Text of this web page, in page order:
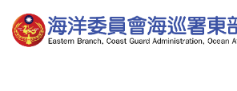
到
主
要